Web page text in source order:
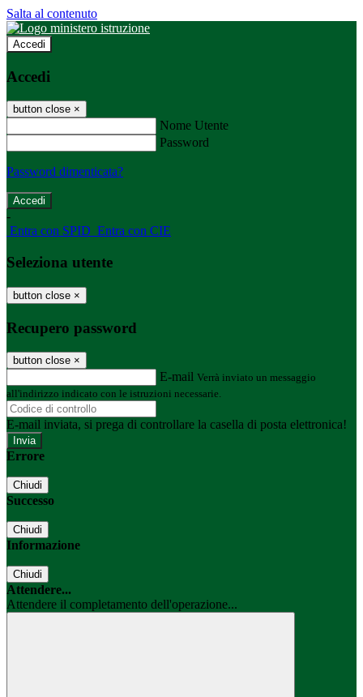
Salta al contenuto
Accedi
Accedi
button close ×
Nome Utente
Password
Password dimenticata?
-
Entra con SPID Entra con CIE
Seleziona utente
button close ×
Recupero password
button close ×
E-mail Verrà inviato un messaggio
all'indirizzo indicato con le istruzioni necessarie.
E-mail inviata, si prega di controllare la casella di posta elettronica!
Errore
Chiudi
Successo
Chiudi
Informazione
Chiudi
Attendere...
Attendere il completamento dell'operazione...